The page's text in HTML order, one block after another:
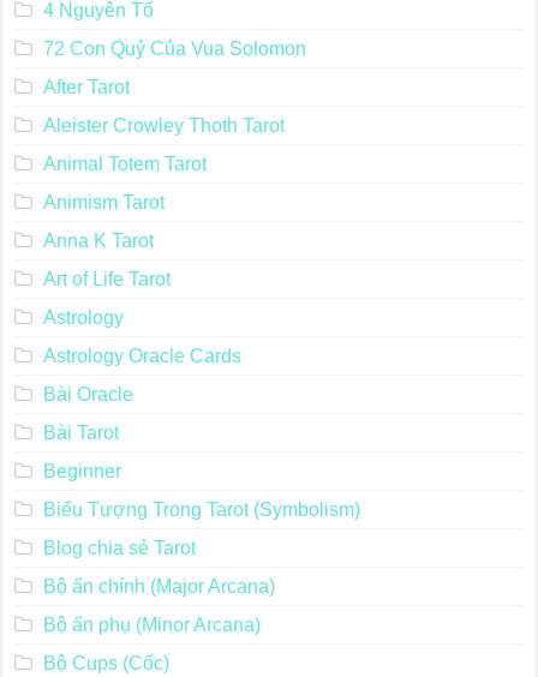
4 Nguyên Tố
72 Con Quỷ Của Vua Solomon
After Tarot
Aleister Crowley Thoth Tarot
Animal Totem Tarot
Animism Tarot
Anna K Tarot
Art of Life Tarot
Astrology
Astrology Oracle Cards
Bài Oracle
Bài Tarot
Beginner
Biểu Tượng Trong Tarot (Symbolism)
Blog chia sẻ Tarot
Bộ ẩn chính (Major Arcana)
Bộ ẩn phụ (Minor Arcana)
Bộ Cups (Cốc)